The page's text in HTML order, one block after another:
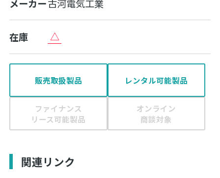
メーカー古河電気工業
在庫 △
販売取扱製品 レンタル可能製品
ファイナンス
リース可能製品
オンライン
商談対象
関連リンク